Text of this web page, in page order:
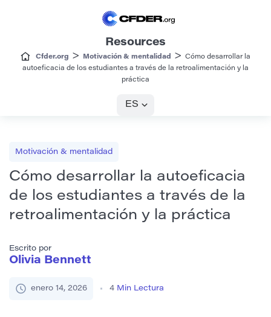
Resources
Cfder.org > Motivación & mentalidad >
Cómo desarrollar la
autoeficacia de los estudiantes a través de la retroalimentación y la
práctica
ES
Motivación & mentalidad
Cómo desarrollar la autoeficacia
de los estudiantes a través de la
retroalimentación y la práctica
Escrito por
Olivia Bennett
enero 14, 2026 4 Min Lectura